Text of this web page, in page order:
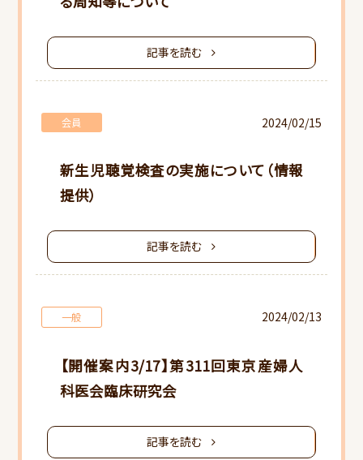
記事を読む
新生児聴覚検査の実施について（情報
提供）
会員 2024/02/15
記事を読む
【開催案内3/17】第311回東京産婦人
科医会臨床研究会
一般 2024/02/13
記事を読む